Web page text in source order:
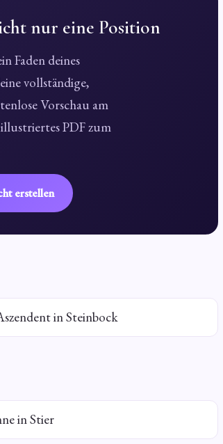
nur eine Position
Faden deines
vollständige,
Vorschau am
PDF zum
erstellen
in Steinbock
in Stier